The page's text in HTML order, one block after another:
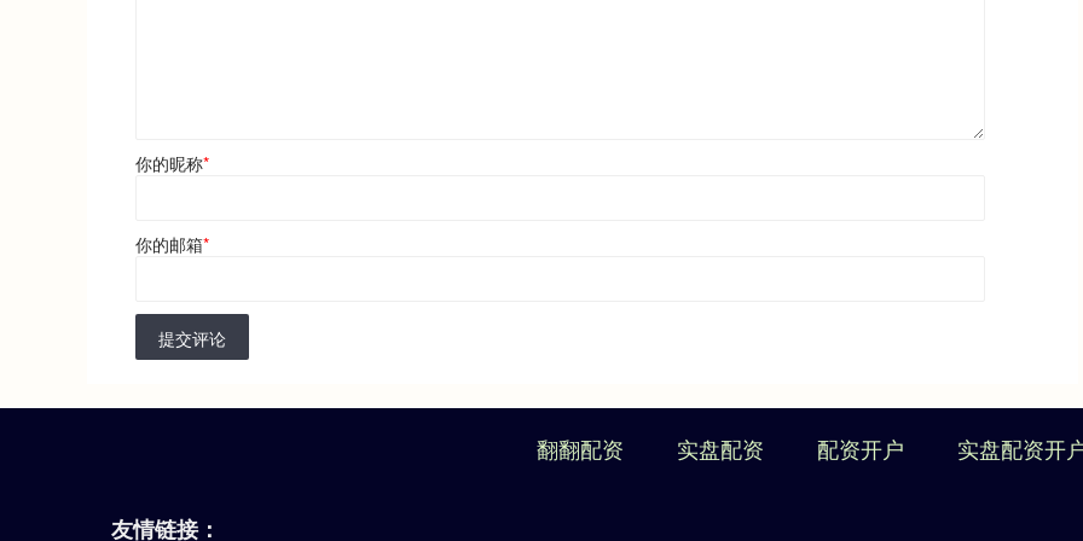
你的昵称*
你的邮箱*
提交评论
翻翻配资 实盘配资 配资开户 实盘配资开
友情链接：